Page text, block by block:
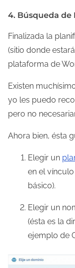
4. Búsqueda de
Finalizada la
(sitio donde
plataforma de
Existen
yo les puedo
pero no
Ahora bien, ésta
Elegir un
en el
básico).
Elegir un
(ésta es la
ejemplo de